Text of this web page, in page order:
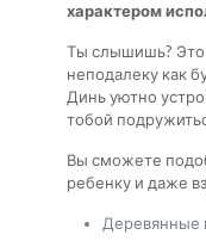
характером
Ты слышишь? Это
неподалеку как
Динь уютно
тобой
Вы сможете
ребенку и даже
Деревянные